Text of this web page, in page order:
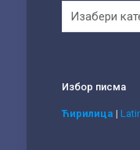
Избор писма
Ћирилица |